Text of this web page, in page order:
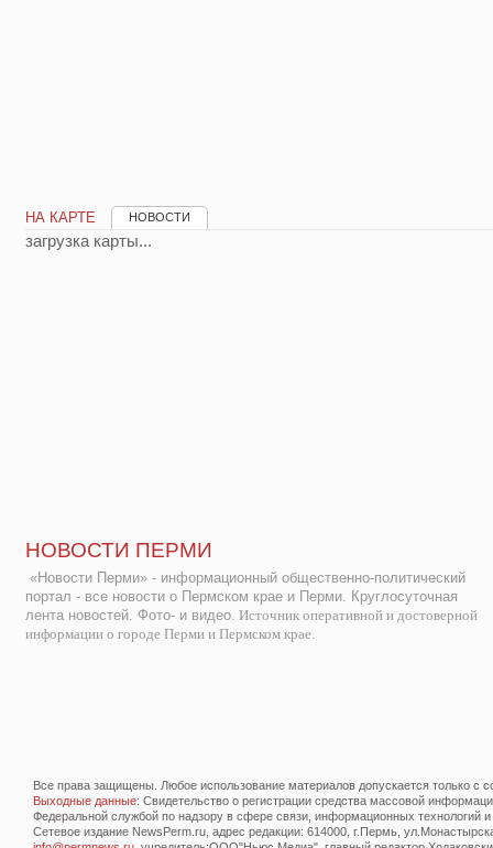
НА КАРТЕ НОВОСТИ
загрузка карты...
НОВОСТИ ПЕРМИ
«Новости Перми» - информационный общественно-политический
портал - все новости о Пермском крае и Перми. Круглосуточная
лента новостей. Фото- и видео. Источник оперативной и достоверной
информации о городе Перми и Пермском крае.
Все права защищены. Любое использование материалов допускается только с
Выходные данные: Свидетельство о регистрации средства массовой
Федеральной службой по надзору в сфере связи, информационных технологий
Сетевое издание NewsPerm.ru, адрес редакции: 614000, г.Пермь,